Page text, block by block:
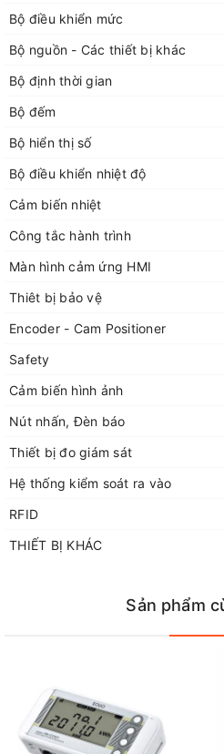
Bộ điều khiển mức
Bộ nguồn - Các thiết bị khác
Bộ định thời gian
Bộ đếm
Bộ hiển thị số
Bộ điều khiển nhiệt độ
Cảm biến nhiệt
Công tắc hành trình
Màn hình cảm ứng HMI
Thiêt bị bảo vệ
Encoder - Cam Positioner
Safety
Cảm biến hình ảnh
Nút nhấn, Đèn báo
Thiết bị đo giám sát
Hệ thống kiểm soát ra vào
RFID
THIẾT BỊ KHÁC
Sản phẩm